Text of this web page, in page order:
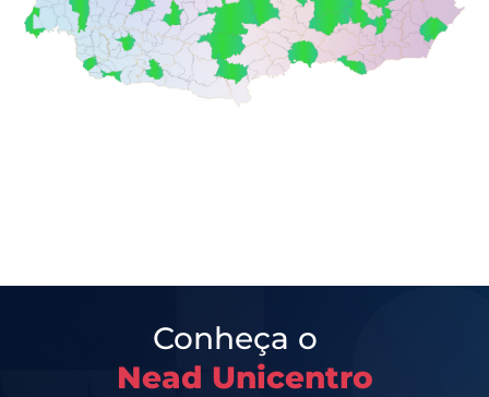
Conheça o
Nead Unicentro